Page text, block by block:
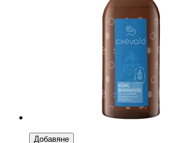
Добавяне